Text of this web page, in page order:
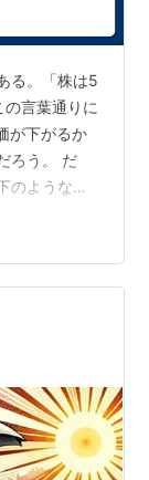
る。「株は5
言葉通りに
が下がるか
ろう。 だ
のような言
、セント・
・レジャー
イギリスで
、「株は9